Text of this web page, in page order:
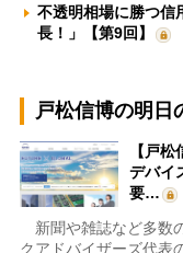
不透明相場に勝つ
長！」【第9回】
戸松信博の明日
【戸
デバイ
要…
新聞や雑誌など多数
クアドバイザーズ代表